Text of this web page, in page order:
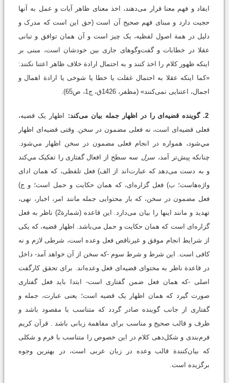
ایفاد و فهم معنا قرار می‌دهند، اخذ معنای ظاهر آیات و عمل به آنها
حجیت دارد و مبنای فهم صحیح آن است (حق این است که مدرک و
دلیل در همة اصول لفظیه، یک چیز است و آن همان توافق و تبانی
عقلا در خطابات و گفت‌وگوهای جاری بین خودشان است، مبنی بر
اینکه ظهور کلام را اخذ كنند و به احتمال ارادة خلاف ظاهر اعتنا نکنند:
«کما اینکه عقلا به احتمال غفلت یا خطا یا شوخی یا ارادة اهمال و
اجمال، اعتنایی نمی‌کنند» (مظفر، 1426ق، ج1، ص65).
2. گوینده قضیه‌ای را در اظهار جمله بیان می‌کند:
اظهار یک قضیه،
فعلی قضیه‌ای است، نه فعلی مضمون در سخن. وقتی قضیه‌ای اظهار
مي‌شود، همواره در انجام فعلی مضمون در سخن اظهار مي‌شود.
چنانکه پیش‌تر آمد، سرل سه سطح از افعال گفتاری را تفکیک مي‌كند
و به دست می‌دهد که عبارت‌اند از الف) فعل تلفظی، که همان ادای
واژه‌هاست؛ ب) فعل گزاره‌ای، که همان حکایت و حمل است؛ و ج)
فعل مضمون در سخن، که بار محتوایی جمله مانند امر، اخبار، نهی،
تهدید و مانند اینها را بیان می‌دارد. این قاعده (شمارة2) ناظر به فعل
گزاره‌ای است که همان حکایت و حمل می‌باشد. اظهار قضیه، که یکی
از شرایط انجام موفق و غیرناقص فعل وعده است، شرطی لازم و نه
کافی است. این شرط و شرط سوم -که سخن از آن خواهد آمد- داخل
در قاعدة ناظر به محتوای قضیه‌ای فعل وعده‌اند. برای تحقق کارگفت
اصلی -که همان فعل ضمن گفتاری است- ابتدا باید فعل گفتاری
صورت گیرد که همان اظهار یک قضیه است؛ یعنی عبارت، جمله و
گفتاری از جانب گوینده صادر گردد که متناسب با مقصود باشد و
ظرف و قالب صحیح و مناسب برای مفاهمة زبانی باشد . قرآن کریم
فرم‌بندی و شکل‌دهی کلام در این خصوص را متناسب با فرم و شکلی
که بیان‌کنندة قالب وعده در زبان عربی است، در بهترین وجوه
برگزیده است.